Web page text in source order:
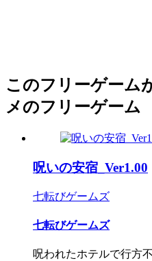
このフリーゲーム
メのフリーゲーム
呪いの安宿_Ver1.00
七転びゲームズ
七転びゲームズ
呪われたホテルで行方